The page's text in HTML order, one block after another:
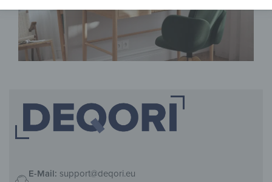
E-Mail: support@deqori.eu